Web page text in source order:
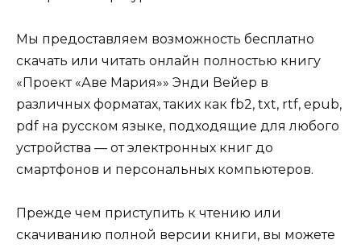
Мы предоставляем возможность бесплатно
скачать или читать онлайн полностью книгу
«Проект «Аве Мария»» Энди Вейер в
различных форматах, таких как fb2, txt, rtf, epub,
pdf на русском языке, подходящие для любого
устройства — от электронных книг до
смартфонов и персональных компьютеров.
Прежде чем приступить к чтению или
скачиванию полной версии книги, вы можете